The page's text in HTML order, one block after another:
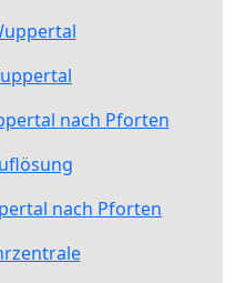
nach Pforten
nach Pforten